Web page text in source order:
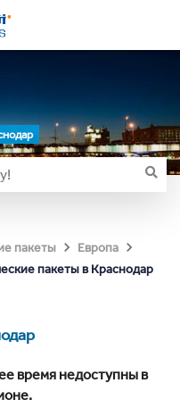
пакеты
Европа
пакеты в Краснодар
время недоступны в